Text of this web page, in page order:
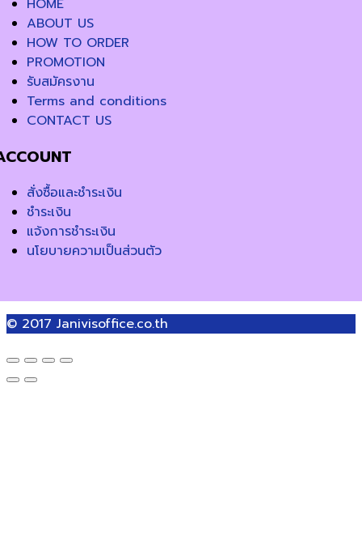
HOME
ABOUT US
HOW TO ORDER
PROMOTION
รับสมัครงาน
Terms and conditions
CONTACT US
สั่งซื้อและชำระเงิน
ชำระเงิน
แจ้งการชำระเงิน
นโยบายความเป็นส่วนตัว
© 2017 Janivisoffice.co.th